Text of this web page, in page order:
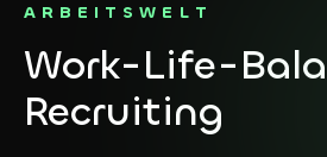
Recruiting
Die richtigen
Menschen finden
Über uns
ARBEITSWELT
Work-Life-
Recruiting